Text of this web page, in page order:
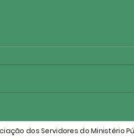
para
Procuradoria
na Paraíba e
dos Servidores do Ministério